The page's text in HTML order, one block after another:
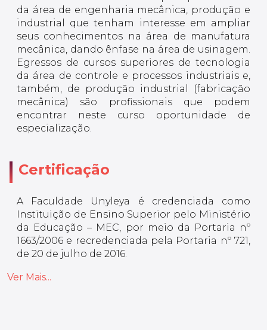
da área de engenharia mecânica, produção e
industrial que tenham interesse em ampliar
seus conhecimentos na área de manufatura
mecânica, dando ênfase na área de usinagem.
Egressos de cursos superiores de tecnologia
da área de controle e processos industriais e,
também, de produção industrial (fabricação
mecânica) são profissionais que podem
encontrar neste curso oportunidade de
especialização.
Certificação
A Faculdade Unyleya é credenciada como
Instituição de Ensino Superior pelo Ministério
da Educação – MEC, por meio da Portaria nº
1663/2006 e recredenciada pela Portaria nº 721,
de 20 de julho de 2016.
Ver Mais...